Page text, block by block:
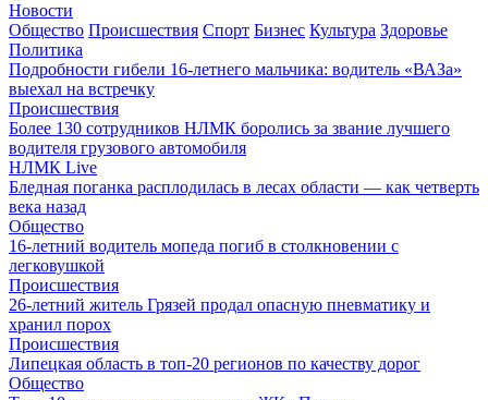
Новости
Общество Происшествия Спорт Бизнес Культура Здоровье
Политика
Подробности гибели 16-летнего мальчика: водитель «ВАЗа»
выехал на встречку
Происшествия
Более 130 сотрудников НЛМК боролись за звание лучшего
водителя грузового автомобиля
НЛМК Live
Бледная поганка расплодилась в лесах области — как четверть
века назад
Общество
16-летний водитель мопеда погиб в столкновении с
легковушкой
Происшествия
26-летний житель Грязей продал опасную пневматику и
хранил порох
Происшествия
Липецкая область в топ-20 регионов по качеству дорог
Общество